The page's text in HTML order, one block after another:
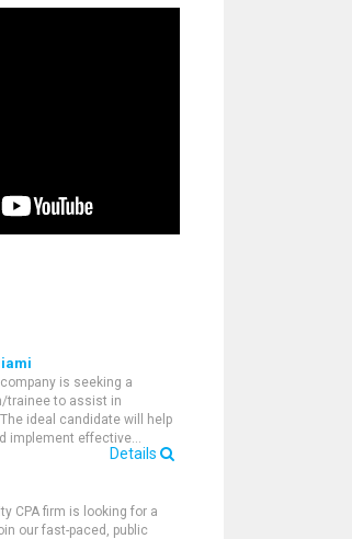
is seeking a
trainee to assist in
ideal candidate will help
implement effective…
Details
CPA firm is looking for a
our fast-paced, public